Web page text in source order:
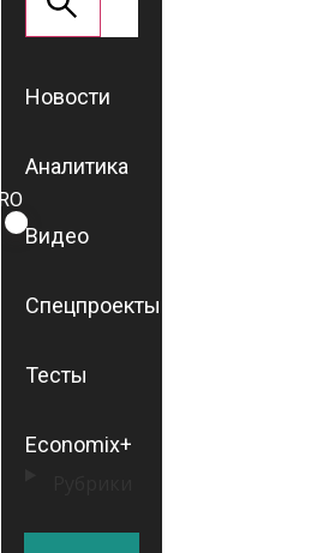
ROMÂNĂ
RU
Новости
Аналитика
Видео
Спецпроекты
Тесты
Economix+